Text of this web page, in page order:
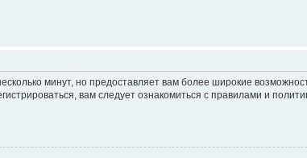
минут, но предоставляет вам более широкие
вам следует ознакомиться с правилами и